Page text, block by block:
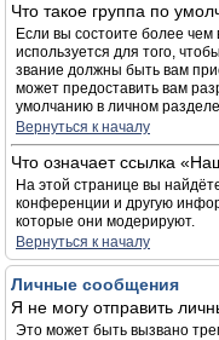
Что такое группа по
Если вы состоите более
используется для того,
звание должны быть вам
может предоставить вам
умолчанию в личном
Вернуться к началу
Что означает ссылка
На этой странице вы
конференции и другую
которые они модерируют.
Вернуться к началу
Личные сообщения
Я не могу отправить
Это может быть вызвано